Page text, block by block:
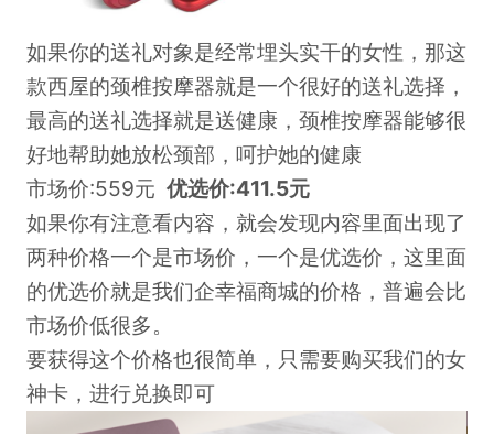
如果你的送礼对象是经常埋头实干的女性，那这
款西屋的颈椎按摩器就是一个很好的送礼选择，
最高的送礼选择就是送健康，颈椎按摩器能够很
好地帮助她放松颈部，呵护她的健康
市场价:559元 优选价:411.5元
如果你有注意看内容，就会发现内容里面出现了
两种价格一个是市场价，一个是优选价，这里面
的优选价就是我们企幸福商城的价格，普遍会比
市场价低很多。
要获得这个价格也很简单，只需要购买我们的女
神卡，进行兑换即可